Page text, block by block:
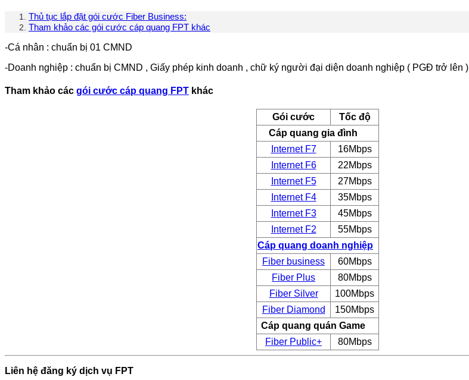
Thủ tục lắp đặt gói cước Fiber Business:
Tham khảo các gói cước cáp quang FPT khác
-Cá nhân : chuẩn bị 01 CMND
-Doanh nghiệp : chuẩn bị CMND , Giấy phép kinh doanh , chữ ký người đại diện doanh nghiệp ( PGĐ trở lên )
Tham khảo các gói cước cáp quang FPT khác
Gói cước
Tốc độ
Cáp quang gia đình
Internet F7
16Mbps
Internet F6
22Mbps
Internet F5
27Mbps
Internet F4
35Mbps
Internet F3
45Mbps
Internet F2
55Mbps
Cáp quang doanh nghiệp
Fiber business
60Mbps
Fiber Plus
80Mbps
Fiber Silver
100Mbps
Fiber Diamond
150Mbps
Cáp quang quán Game
Fiber Public+
80Mbps
Liên hệ đăng ký dịch vụ FPT